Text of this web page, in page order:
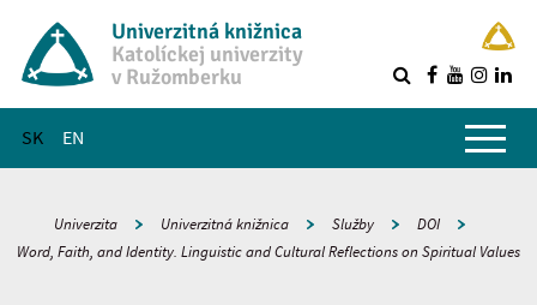
Univerzitná knižnica
Katolíckej univerzity
v Ružomberku
SK EN
Hlavné menu
Univerzita Univerzitná knižnica Služby
DOI
Word, Faith, and Identity. Linguistic and Cultural Reflections on Spiritual Values